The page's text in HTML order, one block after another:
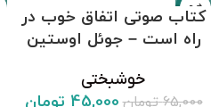
-31%
کتاب صوتی اتفاق خوب در
راه است – جوئل اوستین
خوشبختی
65,000 تومان 45,000 تومان